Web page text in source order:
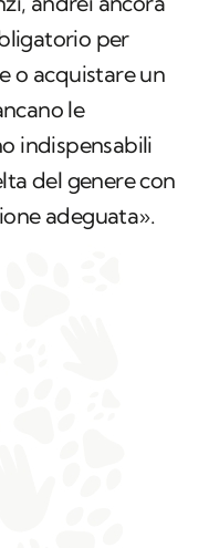
le
indispensabili
del genere con
adeguata».